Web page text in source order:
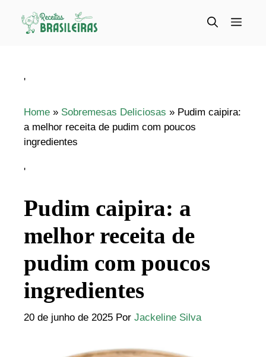
Menu
'
Home » Sobremesas Deliciosas » Pudim caipira:
a melhor receita de pudim com poucos
ingredientes
'
Pudim caipira: a
melhor receita de
pudim com poucos
ingredientes
20 de junho de 2025 Por Jackeline Silva